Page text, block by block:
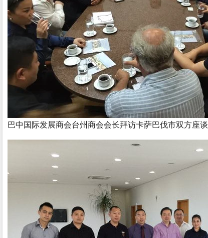
巴中国际发展商会台州商会会长拜访卡萨巴伐市双方座谈